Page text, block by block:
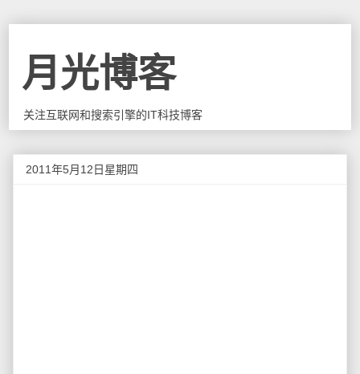
月光博客
关注互联网和搜索引擎的IT科技博客
2011年5月12日星期四